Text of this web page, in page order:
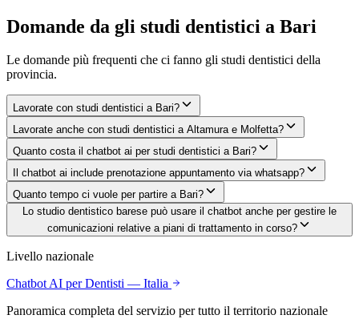
Domande da gli studi dentistici a Bari
Le domande più frequenti che ci fanno gli studi dentistici della
provincia.
Lavorate con studi dentistici a Bari?
Lavorate anche con studi dentistici a Altamura e Molfetta?
Quanto costa il chatbot ai per studi dentistici a Bari?
Il chatbot ai include prenotazione appuntamento via whatsapp?
Quanto tempo ci vuole per partire a Bari?
Lo studio dentistico barese può usare il chatbot anche per gestire le
comunicazioni relative a piani di trattamento in corso?
Livello nazionale
Chatbot AI per Dentisti — Italia
Panoramica completa del servizio per tutto il territorio nazionale